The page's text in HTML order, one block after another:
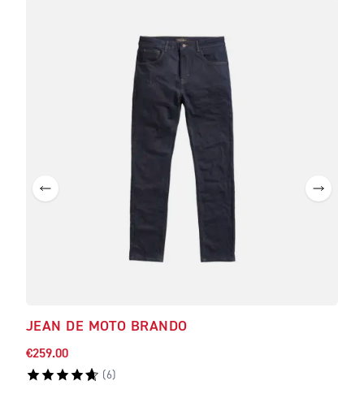
JEAN DE MOTO BRANDO
€259.00
(6)